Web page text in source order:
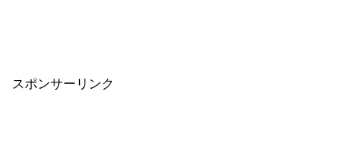
スポンサーリンク